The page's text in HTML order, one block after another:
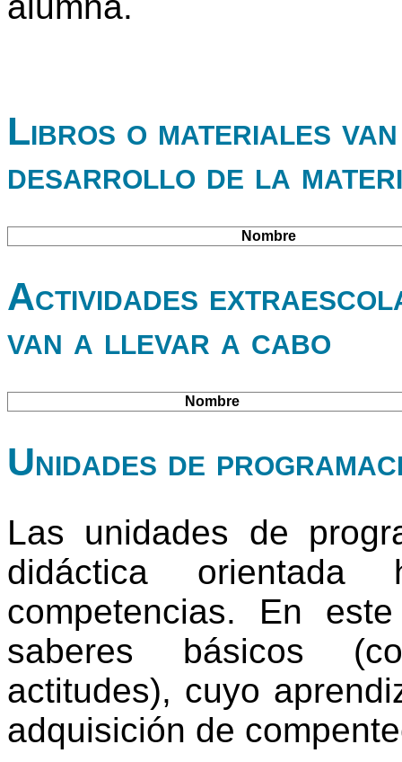
Libros o materiales
desarrollo de la
Nombre
Actividades
van a llevar a cabo
Nombre
Unidades de
Las unidades de
didáctica
competencias. En
saberes básicos
actitudes), cuyo
adquisición de